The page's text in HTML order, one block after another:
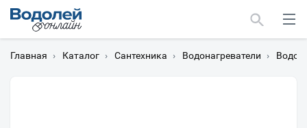
Главная › Каталог › Сантехника › Водонагреватели ›